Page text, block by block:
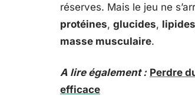
réserves. Mais le jeu ne
protéines, glucides, lipides
masse musculaire.
A lire également : Perdre
efficace